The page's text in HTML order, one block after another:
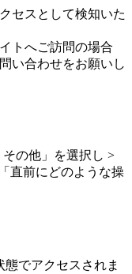
セスとして検知いた
トへご訪問の場合
い合わせをお願いし
の他」を選択し >
直前にどのような操
でアクセスされま